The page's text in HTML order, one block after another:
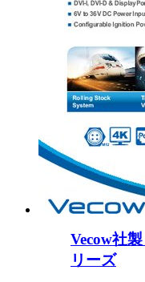
Vecow社
リーズ